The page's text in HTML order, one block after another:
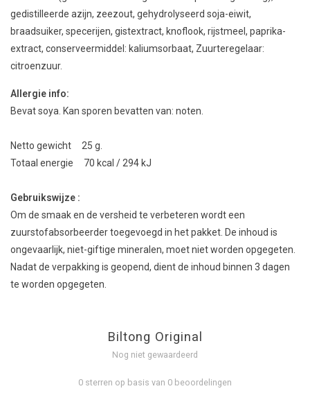
gedistilleerde azijn, zeezout, gehydrolyseerd soja-eiwit,
braadsuiker, specerijen, gistextract, knoflook, rijstmeel, paprika-
extract, conserveermiddel: kaliumsorbaat, Zuurteregelaar:
citroenzuur.
Allergie info:
Bevat soya. Kan sporen bevatten van: noten.
Netto gewicht 25 g.
Totaal energie 70 kcal / 294 kJ
Gebruikswijze :
Om de smaaken de versheid te verbeteren wordteen
zuurstofabsorbeerdertoegevoegd in hetpakket. De inhoud is
ongevaarlijk, niet-giftige mineralen, moet niet worden opgegeten.
Nadat de verpakking is geopend, dient de inhoud binnen 3 dagen
te worden opgegeten.
Biltong Original
Nog niet gewaardeerd
0 sterren op basis van 0 beoordelingen